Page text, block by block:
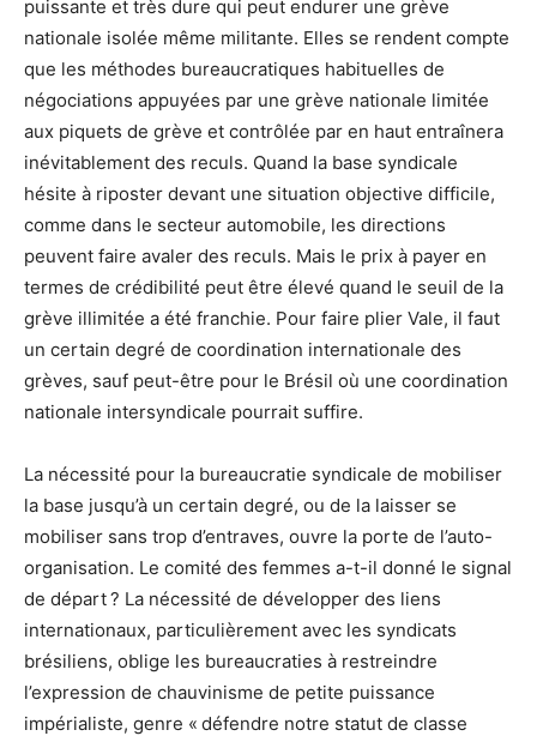
puissante et très dure qui peut endurer une grève
nationale isolée même militante. Elles se rendent compte
que les méthodes bureaucratiques habituelles de
négociations appuyées par une grève nationale limitée
aux piquets de grève et contrôlée par en haut entraînera
inévitablement des reculs. Quand la base syndicale
hésite à riposter devant une situation objective difficile,
comme dans le secteur automobile, les directions
peuvent faire avaler des reculs. Mais le prix à payer en
termes de crédibilité peut être élevé quand le seuil de la
grève illimitée a été franchie. Pour faire plier Vale, il faut
un certain degré de coordination internationale des
grèves, sauf peut-être pour le Brésil où une coordination
nationale intersyndicale pourrait suffire.
La nécessité pour la bureaucratie syndicale de mobiliser
la base jusqu’à un certain degré, ou de la laisser se
mobiliser sans trop d’entraves, ouvre la porte de l’auto-
organisation. Le comité des femmes a-t-il donné le signal
de départ ? La nécessité de développer des liens
internationaux, particulièrement avec les syndicats
brésiliens, oblige les bureaucraties à restreindre
l’expression de chauvinisme de petite puissance
impérialiste, genre « défendre notre statut de classe